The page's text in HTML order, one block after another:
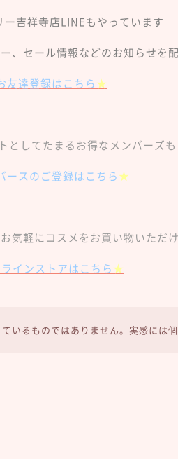
ー吉祥寺店LINEもやっています
、セール情報などのお知らせを
友達登録はこちら★
としてたまるお得なメンバーズ
ースのご登録はこちら★
気軽にコスメをお買い物いただ
インストアはこちら★
いるものではありません。実感には個